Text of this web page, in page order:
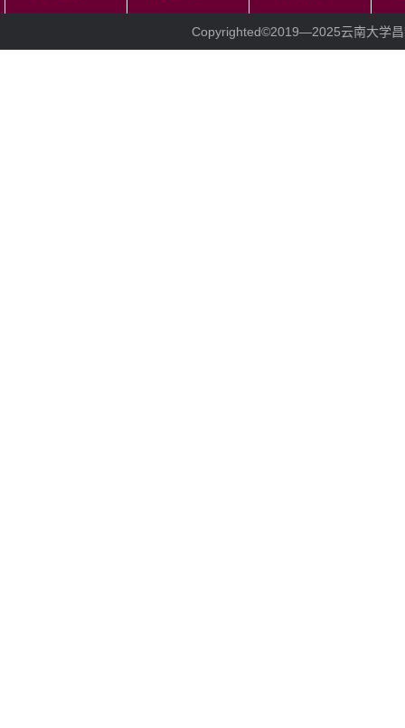
Copyrighted©2019—2025云南大学